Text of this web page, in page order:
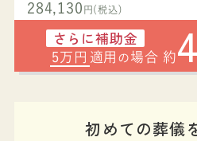
284,130 円(税込)
さらに補助金
5万円 適用 の 場合 約
初めての葬儀